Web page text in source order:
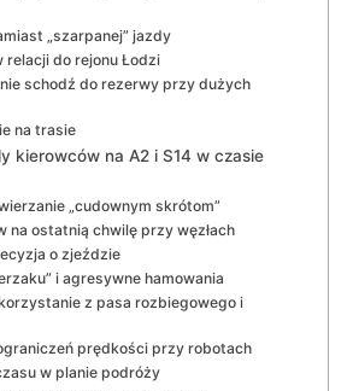
„szarpanej” jazdy
relacji do rejonu Łodzi
schodź do rezerwy przy dużych
na trasie
kierowców na A2 i S14 w czasie
„cudownym skrótom”
na ostatnią chwilę przy węzłach
o zjeździe
i agresywne hamowania
z pasa rozbiegowego i
prędkości przy robotach
w planie podróży